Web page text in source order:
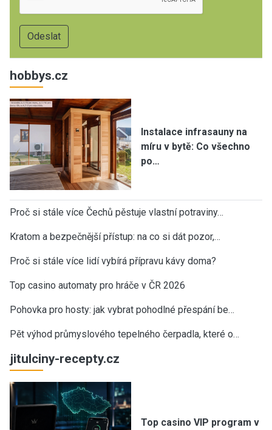
hobbys.cz
Instalace infrasauny na
míru v bytě: Co všechno
po…
Proč si stále více Čechů pěstuje vlastní potraviny…
Kratom a bezpečnější přístup: na co si dát pozor,…
Proč si stále více lidí vybírá přípravu kávy doma?
Top casino automaty pro hráče v ČR 2026
Pohovka pro hosty: jak vybrat pohodlné přespání be…
Pět výhod průmyslového tepelného čerpadla, které o…
jitulciny-recepty.cz
Top casino VIP program v